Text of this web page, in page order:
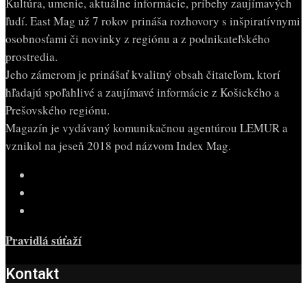
ľudí. East Mag už 7 rokov prináša rozhovory s inšpiratívnymi
osobnosťami či novinky z regiónu a z podnikateľského
prostredia.
Jeho zámerom je prinášať kvalitný obsah čitateľom, ktorí
hľadajú spoľahlivé a zaujímavé informácie z Košického a
Prešovského regiónu.
Magazín je vydávaný komunikačnou agentúrou LEMUR a
vznikol na jeseň 2018 pod názvom Index Mag.
Pravidlá súťaží
Kontakt